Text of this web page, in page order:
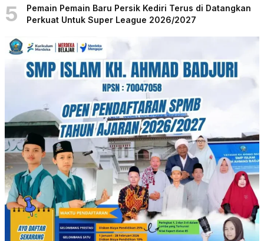
5
Pemain Pemain Baru Persik Kediri Terus di Datangkan
Perkuat Untuk Super League 2026/2027